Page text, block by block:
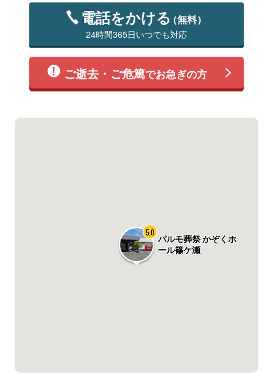
電話をかける（無料）
24時間365日いつでも対応
ご逝去・ご危篤でお急ぎの方
パルモ葬祭 かぞくホ
ール篠ケ瀬
5.0